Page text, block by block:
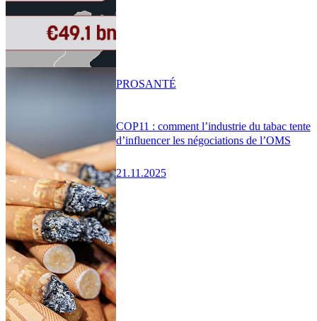
COP11 : comment l’industrie du tabac tente
d’influencer les négociations de l’OMS
21.11.2025
PROSANTÉ